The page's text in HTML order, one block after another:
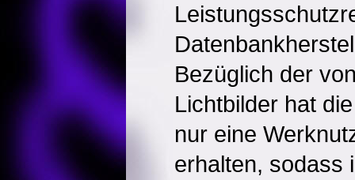
Bezüglich der
Lichtbilder hat
nur eine
erhalten, sodass